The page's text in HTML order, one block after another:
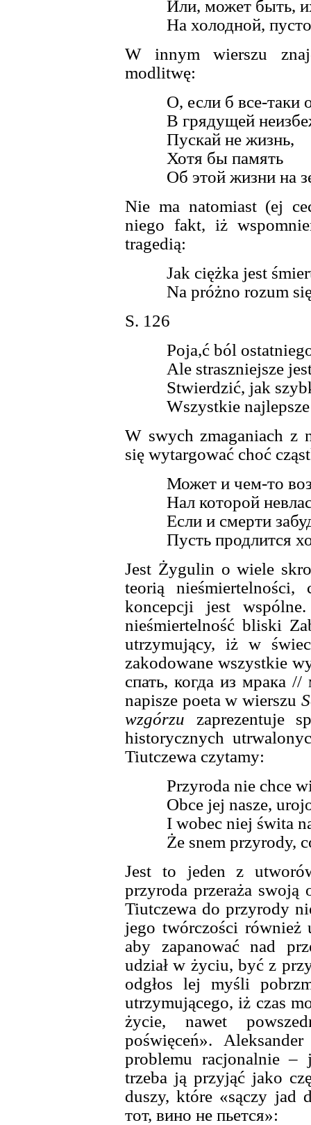
Или, может быть,
На холодной,
W innym wierszu
modlitwę:
О, если б все-таки
В грядущей
Пускай не жизнь,
Хотя бы память
Об этой жизни на
Nie ma natomiast (ej
niego fakt, iż
tragedią:
Jak ciężka jest
Na próżno rozum
S. 126
Poja,ć ból
Ale straszniejsze
Stwierdzić, jak
Wszystkie
W swych zmaganiach z
się wytargować choć
Может и чем-то
Нал которой
Если и смерти
Пусть продлится
Jest Żygulin o wiele
teorią
koncepcji jest
nieśmiertelność bliski
utrzymujący, iż w
zakodowane wszystkie
спать, когда из мрака
napisze poeta w wierszu
wzgórzu zaprezentuje
historycznych
Tiutczewa czytamy:
Przyroda nie chce
Obce jej nasze,
I wobec niej świta
Że snem przyrody,
Jest to jeden z
przyroda przeraża swoją
Tiutczewa do przyrody
jego twórczości
aby zapanować nad
udział w życiu, być z
odgłos lej myśli
utrzymującego, iż czas
życie, nawet
poświęceń».
problemu racjonalnie –
trzeba ją przyjąć jako
duszy, które «sączy jad
тот, вино не пьется»: